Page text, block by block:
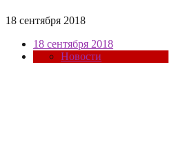
18 сентября 2018
18 сентября 2018
Новости